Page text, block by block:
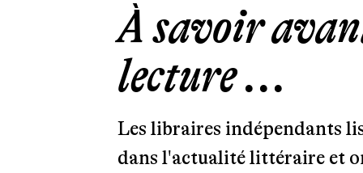
À savoir
lecture ...
Les libraires indépendants
dans l'actualité littéraire et